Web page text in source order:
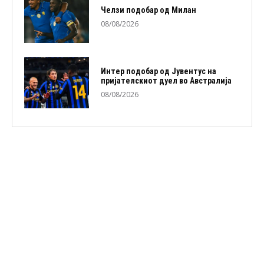
Челзи подобaр од Милан
08/08/2026
Интер подобар од Јувентус на
пријателскиот дуел во Австралија
08/08/2026